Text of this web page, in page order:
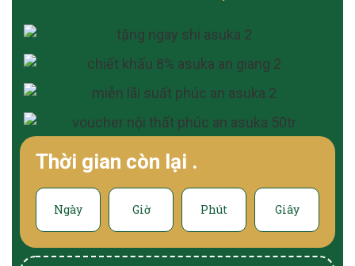
Thời gian còn lại .
Ngày Giờ Phút Giây